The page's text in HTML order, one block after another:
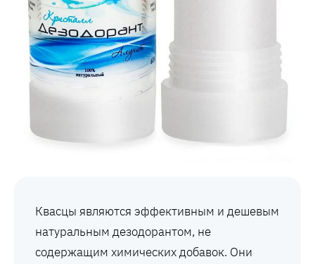
Квасцы являются эффективным и дешевым
натуральным дезодорантом, не
содержащим химических добавок. Они